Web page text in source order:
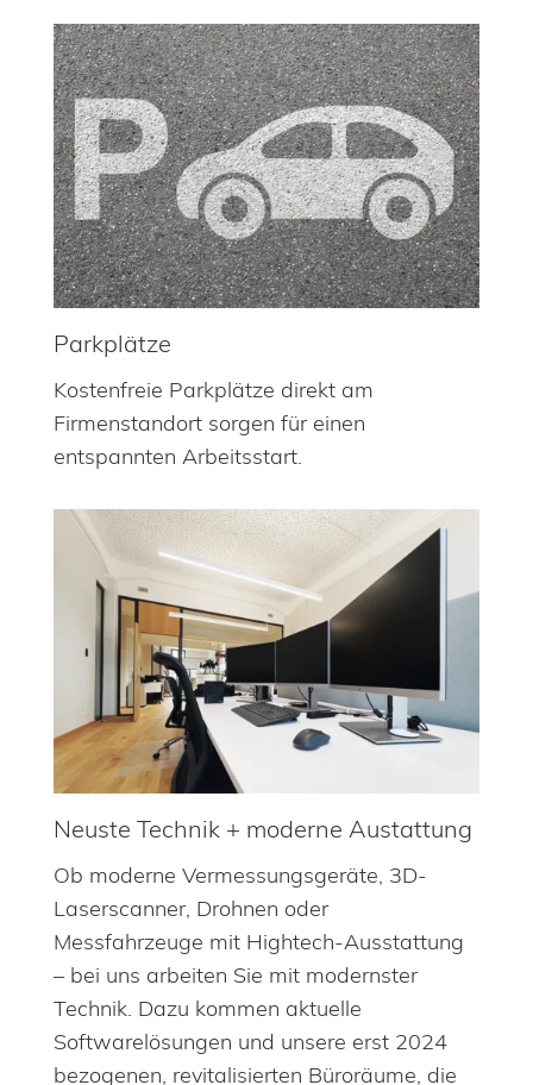
Parkplätze
Kostenfreie Parkplätze direkt am
Firmenstandort sorgen für einen
entspannten Arbeitsstart.
Neuste Technik + moderne Austattung
Ob moderne Vermessungsgeräte, 3D-
Laserscanner, Drohnen oder
Messfahrzeuge mit Hightech-Ausstattung
– bei uns arbeiten Sie mit modernster
Technik. Dazu kommen aktuelle
Softwarelösungen und unsere erst 2024
bezogenen, revitalisierten Büroräume, die